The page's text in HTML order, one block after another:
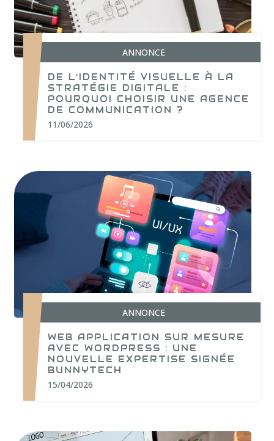
ANNONCE
DE L’IDENTITÉ VISUELLE À LA
STRATÉGIE DIGITALE :
POURQUOI CHOISIR UNE AGENCE
DE COMMUNICATION ?
11/06/2026
ANNONCE
WEB APPLICATION SUR MESURE
AVEC WORDPRESS : UNE
NOUVELLE EXPERTISE SIGNÉE
BUNNYTECH
15/04/2026